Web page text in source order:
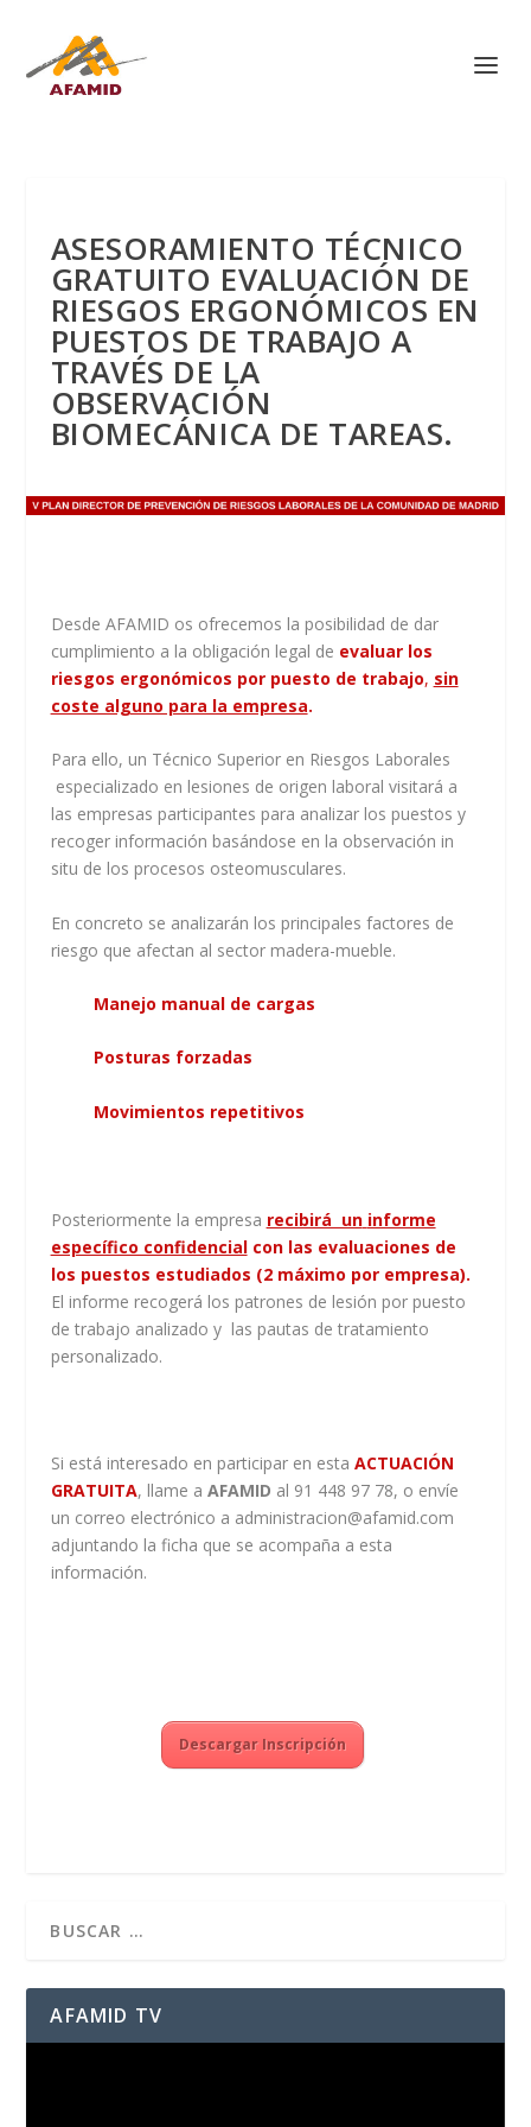
ASESORAMIENTO TÉCNICO
GRATUITO EVALUACIÓN DE
RIESGOS ERGONÓMICOS EN
PUESTOS DE TRABAJO A
TRAVÉS DE LA
OBSERVACIÓN
BIOMECÁNICA DE TAREAS.
Desde AFAMID os ofrecemos la posibilidad de dar
cumplimiento a la obligación legal de evaluar los
riesgos ergonómicos por puesto de trabajo, sin
coste alguno para la empresa.
Para ello, un Técnico Superior en Riesgos Laborales
especializado en lesiones de origen laboral visitará a
las empresas participantes para analizar los puestos y
recoger información basándose en la observación in
situ de los procesos osteomusculares.
En concreto se analizarán los principales factores de
riesgo que afectan al sector madera-mueble.
Manejo manual de cargas
Posturas forzadas
Movimientos repetitivos
Posteriormente la empresa recibirá un informe
específico confidencialcon las evaluaciones de
los puestos estudiados (2 máximo por empresa).
El informe recogerá los patrones de lesión por puesto
de trabajo analizado y las pautas de tratamiento
personalizado.
Si está interesado en participar en esta ACTUACIÓN
GRATUITA, llame a AFAMID al 91 448 97 78, o envíe
un correo electrónico a administracion@afamid.com
adjuntando la ficha que se acompaña a esta
información.
Descargar Inscripción
AFAMID TV